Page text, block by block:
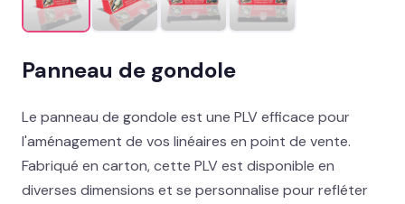
Blog
Panneau de gondole
Le panneau de gondole est une PLV efficace pour
l'aménagement de vos linéaires en point de vente.
Fabriqué en carton, cette PLV est disponible en
diverses dimensions et se personnalise pour refléter